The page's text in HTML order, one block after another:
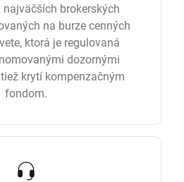
najväčších brokerských
na burze cenných
ktorá je regulovaná
dozornými
krytí kompenzačným
fondom.